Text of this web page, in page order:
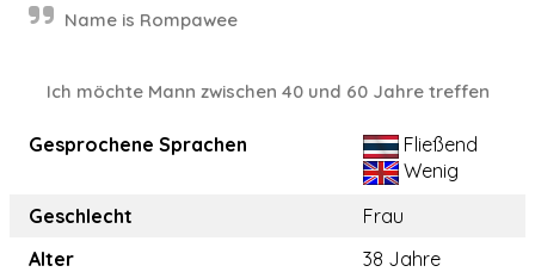
Name is Rompawee
Ich möchte Mann zwischen 40 und 60 Jahre treffen
Gesprochene Sprachen
Fließend
Wenig
Geschlecht
Frau
Alter
38 Jahre